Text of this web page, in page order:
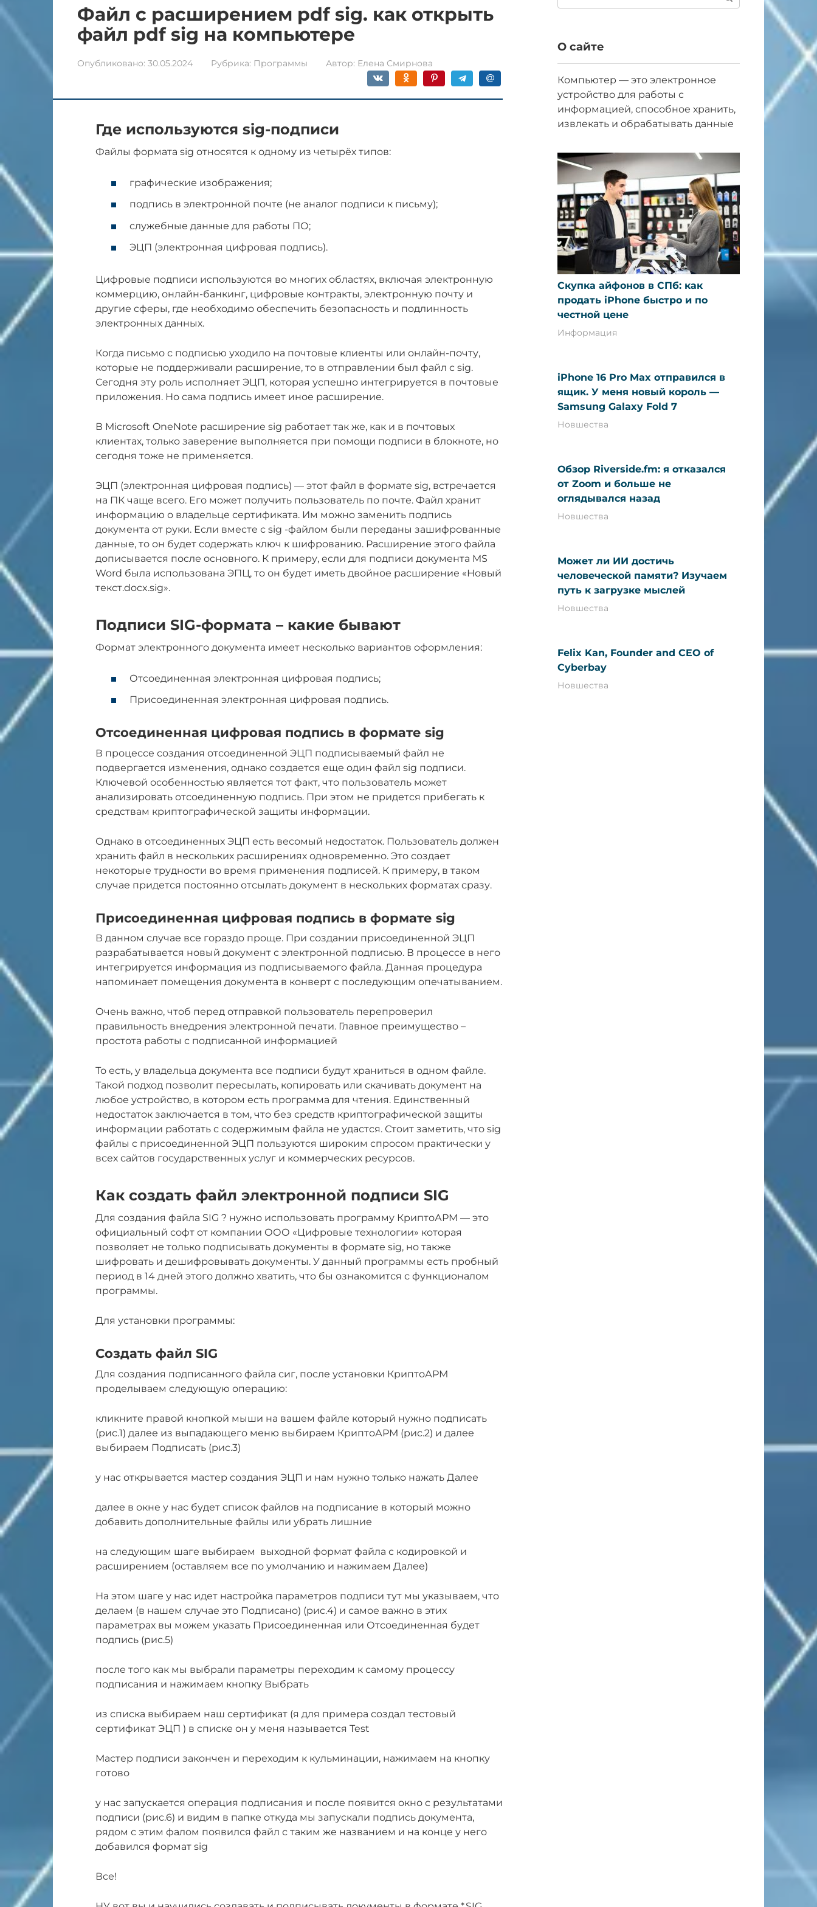
Файл с расширением pdf sig. как открыть
файл pdf sig на компьютере
Опубликовано: 30.05.2024 Рубрика: Программы Автор: Елена Смирнова
Где используются sig-подписи
Файлы формата sig относятся к одному из четырёх типов:
графические изображения;
подпись в электронной почте (не аналог подписи к письму);
служебные данные для работы ПО;
ЭЦП (электронная цифровая подпись).
Цифровые подписи используются во многих областях, включая электронную
коммерцию, онлайн-банкинг, цифровые контракты, электронную почту и
другие сферы, где необходимо обеспечить безопасность и подлинность
электронных данных.
Когда письмо с подписью уходило на почтовые клиенты или онлайн-почту,
которые не поддерживали расширение, то в отправлении был файл с sig.
Сегодня эту роль исполняет ЭЦП, которая успешно интегрируется в почтовые
приложения. Но сама подпись имеет иное расширение.
В Microsoft OneNote расширение sig работает так же, как и в почтовых
клиентах, только заверение выполняется при помощи подписи в блокноте, но
сегодня тоже не применяется.
ЭЦП (электронная цифровая подпись) — этот файл в формате sig, встречается
на ПК чаще всего. Его может получить пользователь по почте. Файл хранит
информацию о владельце сертификата. Им можно заменить подпись
документа от руки. Если вместе с sig -файлом были переданы зашифрованные
данные, то он будет содержать ключ к шифрованию. Расширение этого файла
дописывается после основного. К примеру, если для подписи документа MS
Word была использована ЭПЦ, то он будет иметь двойное расширение «Новый
текст.docx.sig».
Подписи SIG-формата – какие бывают
Формат электронного документа имеет несколько вариантов оформления:
Отсоединенная электронная цифровая подпись;
Присоединенная электронная цифровая подпись.
Отсоединенная цифровая подпись в формате sig
В процессе создания отсоединенной ЭЦП подписываемый файл не
подвергается изменения, однако создается еще один файл sig подписи.
Ключевой особенностью является тот факт, что пользователь может
анализировать отсоединенную подпись. При этом не придется прибегать к
средствам криптографической защиты информации.
Однако в отсоединенных ЭЦП есть весомый недостаток. Пользователь должен
хранить файл в нескольких расширениях одновременно. Это создает
некоторые трудности во время применения подписей. К примеру, в таком
случае придется постоянно отсылать документ в нескольких форматах сразу.
Присоединенная цифровая подпись в формате sig
В данном случае все гораздо проще. При создании присоединенной ЭЦП
разрабатывается новый документ с электронной подписью. В процессе в него
интегрируется информация из подписываемого файла. Данная процедура
напоминает помещения документа в конверт с последующим опечатыванием.
Очень важно, чтоб перед отправкой пользователь перепроверил
правильность внедрения электронной печати. Главное преимущество –
простота работы с подписанной информацией
То есть, у владельца документа все подписи будут храниться в одном файле.
Такой подход позволит пересылать, копировать или скачивать документ на
любое устройство, в котором есть программа для чтения. Единственный
недостаток заключается в том, что без средств криптографической защиты
информации работать с содержимым файла не удастся. Стоит заметить, что sig
файлы с присоединенной ЭЦП пользуются широким спросом практически у
всех сайтов государственных услуг и коммерческих ресурсов.
Как создать файл электронной подписи SIG
Для создания файла SIG ? нужно использовать программу КриптоАРМ — это
официальный софт от компании ООО «Цифровые технологии» которая
позволяет не только подписывать документы в формате sig, но также
шифровать и дешифровывать документы. У данный программы есть пробный
период в 14 дней этого должно хватить, что бы ознакомится с функционалом
программы.
Для установки программы:
Создать файл SIG
Для создания подписанного файла сиг, после установки КриптоАРМ
проделываем следующую операцию:
кликните правой кнопкой мыши на вашем файле который нужно подписать
(рис.1) далее из выпадающего меню выбираем КриптоАРМ (рис.2) и далее
выбираем Подписать (рис.3)
у нас открывается мастер создания ЭЦП и нам нужно только нажать Далее
далее в окне у нас будет список файлов на подписание в который можно
добавить дополнительные файлы или убрать лишние
на следующим шаге выбираем выходной формат файла с кодировкой и
расширением (оставляем все по умолчанию и нажимаем Далее)
На этом шаге у нас идет настройка параметров подписи тут мы указываем, что
делаем (в нашем случае это Подписано) (рис.4) и самое важно в этих
параметрах вы можем указать Присоединенная или Отсоединенная будет
подпись (рис.5)
после того как мы выбрали параметры переходим к самому процессу
подписания и нажимаем кнопку Выбрать
из списка выбираем наш сертификат (я для примера создал тестовый
сертификат ЭЦП ) в списке он у меня называется Test
Мастер подписи закончен и переходим к кульминации, нажимаем на кнопку
готово
у нас запускается операция подписания и после появится окно с результатами
подписи (рис.6) и видим в папке откуда мы запускали подпись документа,
рядом с этим фалом появился файл с таким же названием и на конце у него
добавился формат sig
Все!
О сайте
Компьютер — это электронное
устройство для работы с
информацией, способное хранить,
извлекать и обрабатывать данные
Скупка айфонов в СПб: как
продать iPhone быстро и по
честной цене
Информация
iPhone 16 Pro Max отправился в
ящик. У меня новый король —
Samsung Galaxy Fold 7
Новшества
Обзор Riverside.fm: я отказался
от Zoom и больше не
оглядывался назад
Новшества
Может ли ИИ достичь
человеческой памяти? Изучаем
путь к загрузке мыслей
Новшества
Felix Kan, Founder and CEO of
Cyberbay
Новшества